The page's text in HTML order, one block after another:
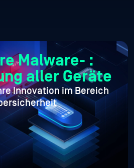
Malware- :
aller Geräte
Innovation im Bereich